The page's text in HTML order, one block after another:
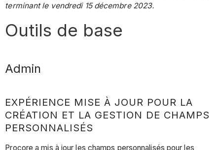
terminant le vendredi 15 décembre 2023.
Outils de base
Admin
EXPÉRIENCE MISE À JOUR POUR LA
CRÉATION ET LA GESTION DE CHAMPS
PERSONNALISÉS
Procore a mis à jour les champs personnalisés pour les